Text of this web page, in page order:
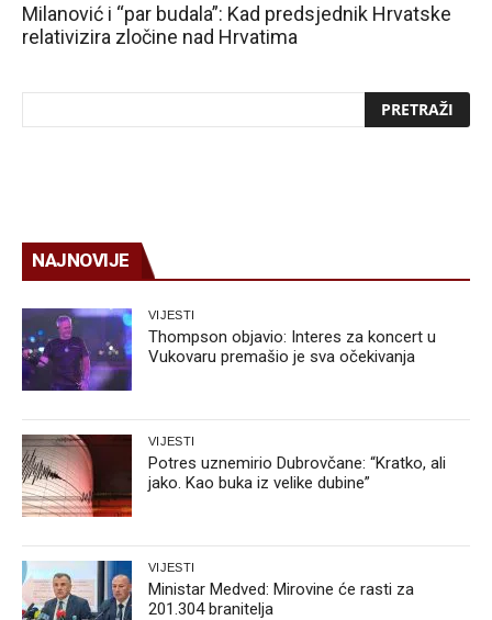
Milanović i “par budala”: Kad predsjednik Hrvatske
relativizira zločine nad Hrvatima
NAJNOVIJE
VIJESTI
Thompson objavio: Interes za koncert u
Vukovaru premašio je sva očekivanja
VIJESTI
Potres uznemirio Dubrovčane: “Kratko, ali
jako. Kao buka iz velike dubine”
VIJESTI
Ministar Medved: Mirovine će rasti za
201.304 branitelja